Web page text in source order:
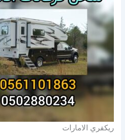
ريكفري الامارات